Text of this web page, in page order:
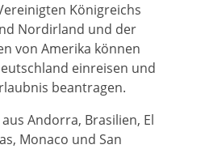
Königreichs
Nordirland und der
von Amerika können
einreisen und
beantragen.
Andorra, Brasilien, El
Monaco und San